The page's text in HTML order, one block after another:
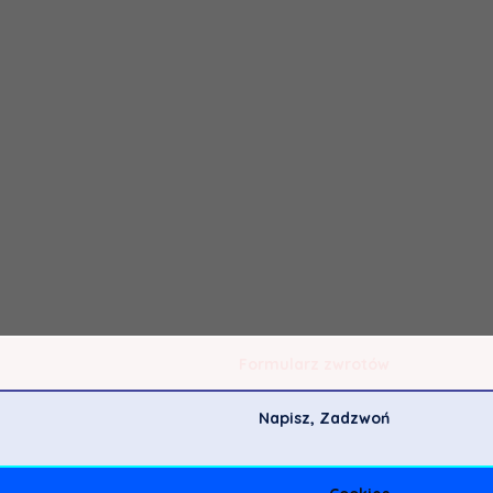
Napisz, Zadzwoń